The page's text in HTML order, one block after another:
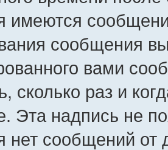
имеются
сообщения
вами
сколько раз и
Эта надпись не
нет сообщений от